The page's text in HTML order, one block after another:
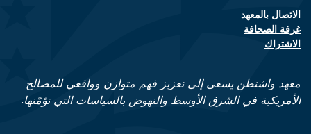
Footer contact links
الاتصال بالمعهد
غرفة الصحافة
الاشتراك
معهد واشنطن يسعى إلى تعزيز فهم متوازن وواقعي للمصالح
الأمريكية في الشرق الأوسط والنهوض بالسياسات التي تؤمّنها.